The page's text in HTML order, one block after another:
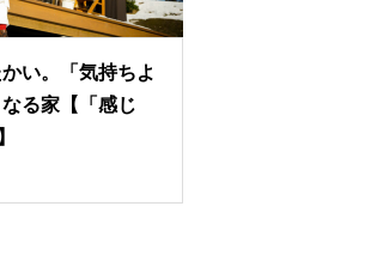
い。「気持ちよ
る家【「感じ